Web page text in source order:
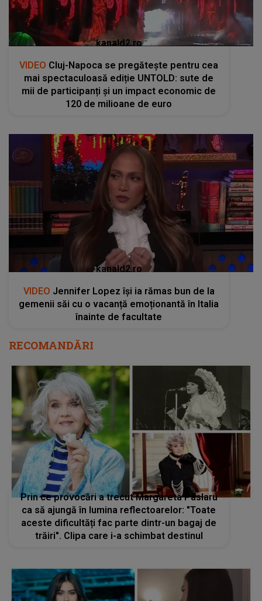
kanald2.ro
VIDEO Cluj-Napoca se pregătește pentru cea
mai spectaculoasă ediție UNTOLD: sute de
mii de participanți și un impact economic de
120 de milioane de euro
kanald2.ro
VIDEO Jennifer Lopez își ia rămas bun de la
gemenii săi cu o vacanță emoționantă în Italia
înainte de facultate
RECOMANDĂRI
Prin ce provocări a trecut Margareta Pâslaru
ca să ajungă în lumina reflectoarelor: "Toate
aceste dificultăți fac parte dintr-un bagaj de
trăiri". Clipa care i-a schimbat destinul